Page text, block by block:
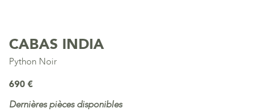
CABAS INDIA
Python Noir
690 €
Dernières pièces disponibles